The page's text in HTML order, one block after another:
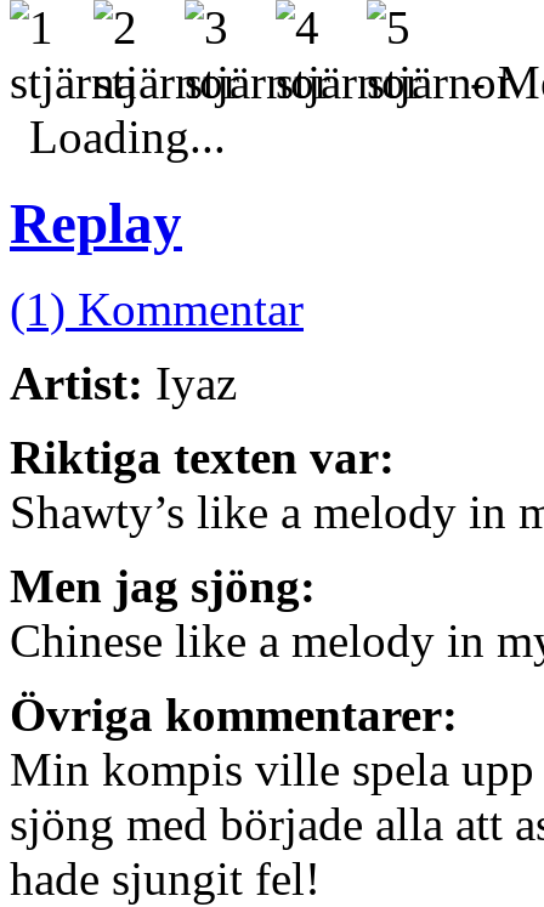
-
Loading...
Replay
(1) Kommentar
Artist: Iyaz
Riktiga texten var:
Shawty’s like a melody in
Men jag sjöng:
Chinese like a melody in
Övriga kommentarer:
Min kompis ville spela upp
sjöng med började alla att
hade sjungit fel!